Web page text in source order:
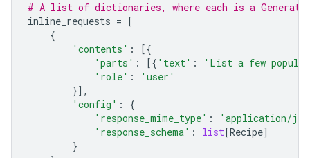
# A list of dictionaries, where each is a
inline_requests = [
{
'contents' :
[{
'parts' : [{ 'text' :
'List a few
'role' :
'user'
}],
'config' :
{
'response_mime_type' :
'application/
'response_schema' : list[Recipe]
}